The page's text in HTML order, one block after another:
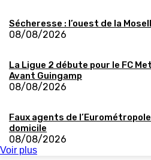
Sécheresse : l’ouest de la
08/08/2026
La Ligue 2 débute pour le FC
Avant Guingamp
08/08/2026
Faux agents de
domicile
08/08/2026
Voir plus